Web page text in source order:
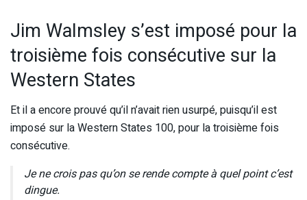
Jim Walmsley s’est imposé pour la
troisième fois consécutive sur la
Western States
Et il a encore prouvé qu’il n’avait rien usurpé, puisqu’il est
imposé sur la Western States 100, pour la troisième fois
consécutive.
Je ne crois pas qu’on se rende compte à quel point c’est
dingue.